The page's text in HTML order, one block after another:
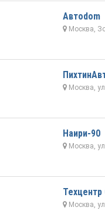
Автоdom
Москва,
Москва,
Наири-90
Москва,
Техцентр
Москва,